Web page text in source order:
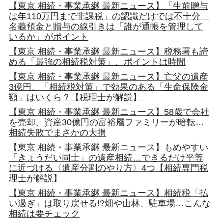
【東京 相続・事業承継 最新ニュース】「生前贈与
は年110万円まで非課税」の認識だけでは不十分
名義預金と贈与の線引きは「誰が通帳を管理して
いるか」がポイント
【東京 相続・事業承継 最新ニュース】税務署も諦
める「最強の相続税対策」、ポイントは時間
【東京 相続・事業承継 最新ニュース】亡父の遺産
3億円、「相続税対策」で効果のある「生命保険金
額」はいくら？【税理士が解説】
【東京 相続・事業承継 最新ニュース】58歳で会社
を売却、資産30億円の富裕層ファミリーが暗転…
相続失敗でまさかの大損
【東京 相続・事業承継 最新ニュース】もめやすい
「きょうだい同士」の遺産相続…できるだけ平等
に近づける〈遺産分割のやり方〉4つ【相続専門税
理士が解説】
【東京 相続・事業承継 最新ニュース】相続税「払
い過ぎ」は取り戻せる!?畑や山林、駐車場…こんな
相続は要チェック